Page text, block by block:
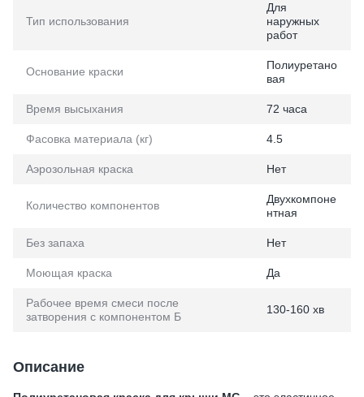
Тип использования
Для
наружных
работ
Основание краски
Полиуретано
вая
Время высыхания 72 часа
Фасовка материала (кг) 4.5
Аэрозольная краска Нет
Количество компонентов
Двухкомпоне
нтная
Без запаха Нет
Моющая краска Да
Рабочее время смеси после
затворения с компонентом Б
130-160 хв
Описание